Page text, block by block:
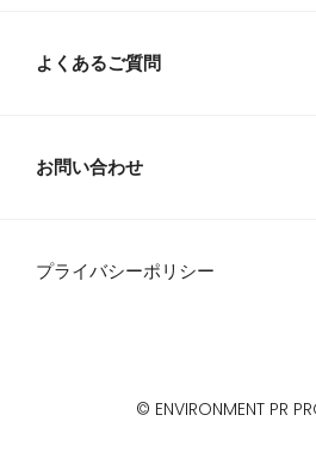
よくあるご質問
お問い合わせ
プライバシーポリシー
© ENVIRONMENT PR